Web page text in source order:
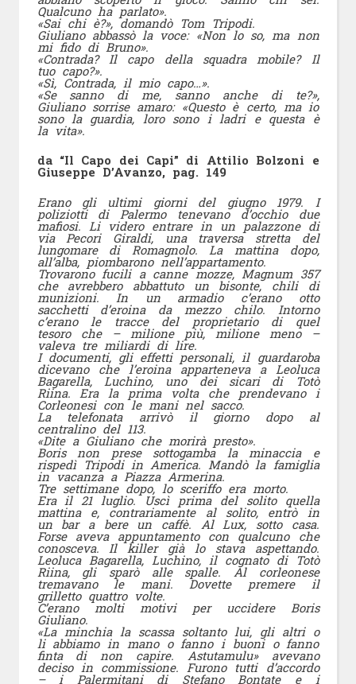
Qualcuno ha parlato».
«Sai chi è?», domandò Tom Tripodi.
Giuliano abbassò la voce: «Non lo so, ma non
mi fido di Bruno».
«Contrada? Il capo della squadra mobile? Il
tuo capo?».
«Sì, Contrada, il mio capo…».
«Se sanno di me, sanno anche di te?»,
Giuliano sorrise amaro: «Questo è certo, ma io
sono la guardia, loro sono i ladri e questa è
la vita».
da “Il Capo dei Capi” di Attilio Bolzoni e
Giuseppe D’Avanzo, pag. 149
Erano gli ultimi giorni del giugno 1979. I
poliziotti di Palermo tenevano d’occhio due
mafiosi. Li videro entrare in un palazzone di
via Pecori Giraldi, una traversa stretta del
lungomare di Romagnolo. La mattina dopo,
all’alba, piombarono nell’appartamento.
Trovarono fucili a canne mozze, Magnum 357
che avrebbero abbattuto un bisonte, chili di
munizioni. In un armadio c’erano otto
sacchetti d’eroina da mezzo chilo. Intorno
c’erano le tracce del proprietario di quel
tesoro che – milione più, milione meno –
valeva tre miliardi di lire.
I documenti, gli effetti personali, il guardaroba
dicevano che l’eroina apparteneva a Leoluca
Bagarella, Luchino, uno dei sicari di Totò
Riina. Era la prima volta che prendevano i
Corleonesi con le mani nel sacco.
La telefonata arrivò il giorno dopo al
centralino del 113.
«Dite a Giuliano che morirà presto».
Boris non prese sottogamba la minaccia e
rispedì Tripodi in America. Mandò la famiglia
in vacanza a Piazza Armerina.
Tre settimane dopo, lo sceriffo era morto.
Era il 21 luglio. Uscì prima del solito quella
mattina e, contrariamente al solito, entrò in
un bar a bere un caffè. Al Lux, sotto casa.
Forse aveva appuntamento con qualcuno che
conosceva. Il killer già lo stava aspettando.
Leoluca Bagarella, Luchino, il cognato di Totò
Riina, gli sparò alle spalle. Al corleonese
tremavano le mani. Dovette premere il
grilletto quattro volte.
C’erano molti motivi per uccidere Boris
Giuliano.
«La minchia la scassa soltanto lui, gli altri o
li abbiamo in mano o fanno i buoni o fanno
finta di non capire. Astutamulu» avevano
deciso in commissione. Furono tutti d’accordo
– i Palermitani di Stefano Bontate e i